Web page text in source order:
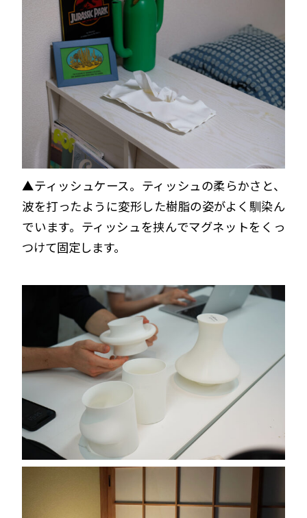
▲ティッシュケース。ティッシュの柔らかさと、
波を打ったように変形した樹脂の姿がよく馴染ん
でいます。ティッシュを挟んでマグネットをくっ
つけて固定します。